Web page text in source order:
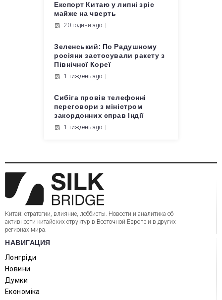
Експорт Китаю у липні зріс
майже на чверть
20 години ago
Зеленський: По Радушному
росіяни застосували ракету з
Північної Кореї
1 тиждень ago
Сибіга провів телефонні
переговори з міністром
закордонних справ Індії
1 тиждень ago
Китай: стратегии, влияние, лоббисты. Новости и аналитика об
активности китайских структур в Восточной Европе и в других
регионах мира.
НАВИГАЦИЯ
Лонгріди
Новини
Думки
Економіка